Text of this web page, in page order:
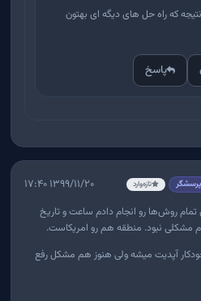
نتیجه که راه حل های دیگه ای بهتون
پاسخ
پرسشگر تازه‌وارد
۱۳۹۹/۱۱/۲۰ ۱۷:۴۰
روش‌ها رو انجام دادم ساعت و تاریخ
نبود. منطقه هم رو امریکاست.
آپدیت میشه ولی هنوز هم مشکل رفع